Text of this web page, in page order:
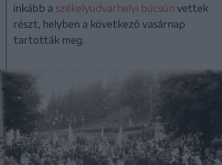
inkább a székelyudvarhelyi búcsún vettek
részt, helyben a következő vasárnap
tartották meg.